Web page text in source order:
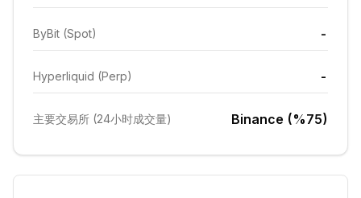
ByBit (Spot) -
Hyperliquid (Perp) -
主要交易所 (24小时成交量) Binance (%75)